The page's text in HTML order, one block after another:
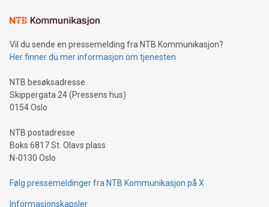
Vil du sende en pressemelding fra NTB Kommunikasjon?
Her finner du mer informasjon om tjenesten
NTB besøksadresse
Skippergata 24 (Pressens hus)
0154 Oslo
NTB postadresse
Boks 6817 St. Olavs plass
N-0130 Oslo
Følg pressemeldinger fra NTB Kommunikasjon på X
Informasjonskapsler